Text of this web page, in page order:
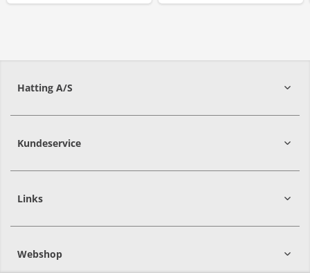
Hatting A/S
8700Horsens
Kundeservice
Links
Webshop